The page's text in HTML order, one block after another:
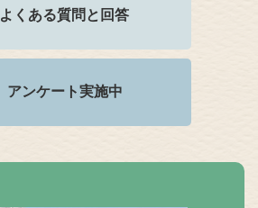
よくある質問と回答
アンケート実施中